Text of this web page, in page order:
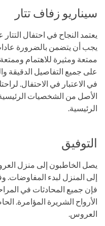
سيناريو زفاف تتار
يعتمد النجاح في احتفال
يجب أن يتضمن بالضرورة
ممتعة ومثيرة للاهتمام
على جميع التفاصيل الدقيقة
في الاعتبار في الاحتفال.
الأصل من الشخصيات
الرئيسية.
التوفيق
يصل الخاطبون إلى منزل
إلى المنزل لبدء المفاوضات.
فإن جميع المحادثات في
الأرواح الشريرة المؤامرة.
العروس.